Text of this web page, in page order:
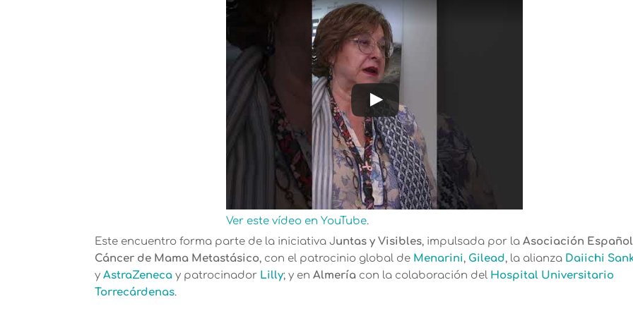
Ver este vídeo en YouTube.
Este encuentro forma parte de la iniciativa Juntas y Visibles, impulsada por laAsociación
Cáncer de Mama Metastásico, con el patrocinio global de Menarini, Gilead, la alianza Daiichi
yAstraZeneca y patrocinador Lilly; y enAlmería con la colaboración del Hospital Universitario
Torrecárdenas.